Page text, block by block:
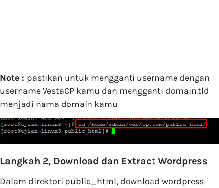
Note : pastikan untuk mengganti username dengan
username VestaCP kamu dan mengganti domain.tld
menjadi nama domain kamu
Langkah 2, Download dan Extract Wordpress
Dalam direktori public_html, download wordpress